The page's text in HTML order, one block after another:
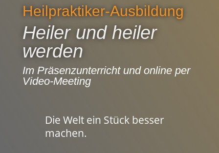
Heilpraktiker-Ausbildung
Heiler und heiler
werden
Im Präsenzunterricht und online per
Video-Meeting
Die Welt ein Stück besser
machen.